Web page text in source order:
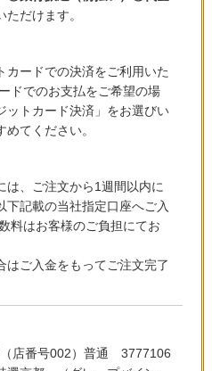
だけます。
カードでの決済をご利用いた
ドでのお支払をご希望の場
ットカード決済」をお選びい
てください。
は、ご注文から1週間以内に
下記載の当社指定口座へご入
料はお客様のご負担にてお
はご入金をもってご注文完了
店番号002）普通 3777106